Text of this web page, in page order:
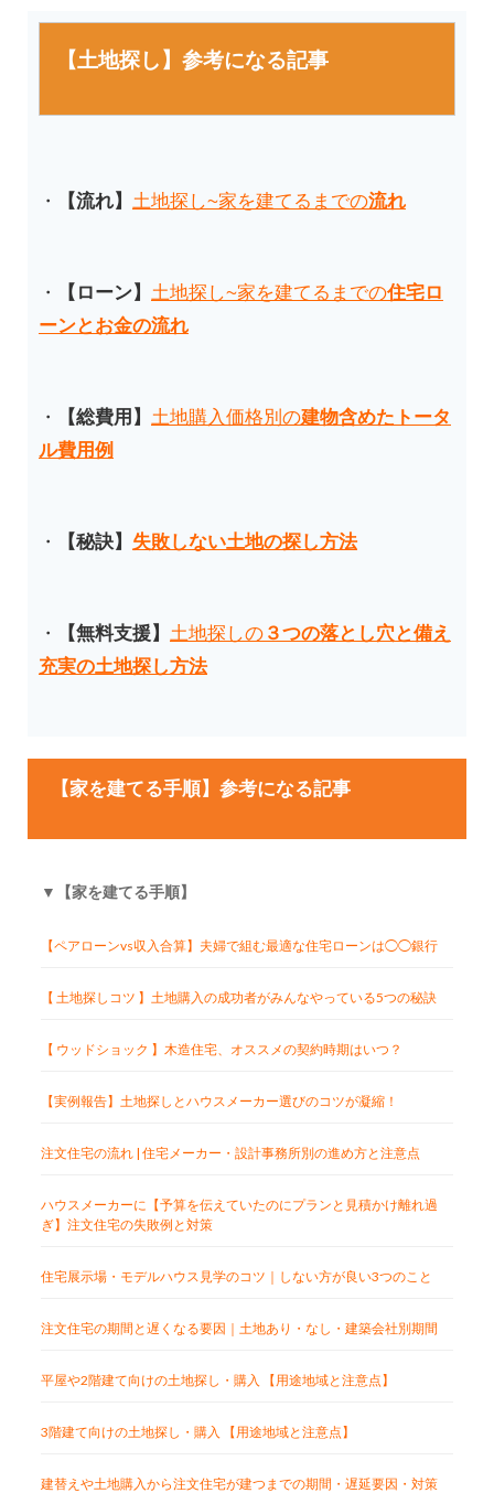
【土地探し】参考になる記事
・ 【流れ】 土地探し~家を建てるまでの流れ
・ 【ローン】 土地探し~家を建てるまでの住宅ロ
ーンとお金の流れ
・ 【総費用】 土地購入価格別の建物含めたトータ
ル費用例
・ 【秘訣】 失敗しない土地の探し方法
・ 【無料支援】 土地探しの ３つの落とし穴と備え
充実の土地探し方法
【家を建てる手順】参考になる記事
▼【家を建てる手順】
【ペアローンvs収入合算】夫婦で組む最適な住宅ローンは◯◯銀行
【 土地探しコツ 】土地購入の成功者がみんなやっている5つの秘訣
【 ウッドショック 】木造住宅、オススメの契約時期はいつ？
【実例報告】土地探しとハウスメーカー選びのコツが凝縮！
注文住宅の流れ | 住宅メーカー・設計事務所別の進め方と注意点
ハウスメーカーに【予算を伝えていたのにプランと見積かけ離れ過
ぎ】注文住宅の失敗例と対策
住宅展示場・モデルハウス見学のコツ｜しない方が良い3つのこと
注文住宅の期間と遅くなる要因｜土地あり・なし・建築会社別期間
平屋や2階建て向けの土地探し・購入 【用途地域と注意点】
3階建て向けの土地探し・購入 【用途地域と注意点】
建替えや土地購入から注文住宅が建つまでの期間・遅延要因・対策